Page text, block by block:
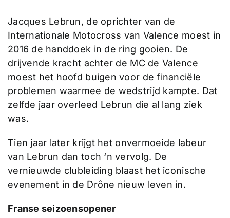
Jacques Lebrun, de oprichter van de
Internationale Motocross van Valence moest in
2016 de handdoek in de ring gooien. De
drijvende kracht achter de MC de Valence
moest het hoofd buigen voor de financiële
problemen waarmee de wedstrijd kampte. Dat
zelfde jaar overleed Lebrun die al lang ziek
was.
Tien jaar later krijgt het onvermoeide labeur
van Lebrun dan toch ‘n vervolg. De
vernieuwde clubleiding blaast het iconische
evenement in de Drône nieuw leven in.
Franse seizoensopener